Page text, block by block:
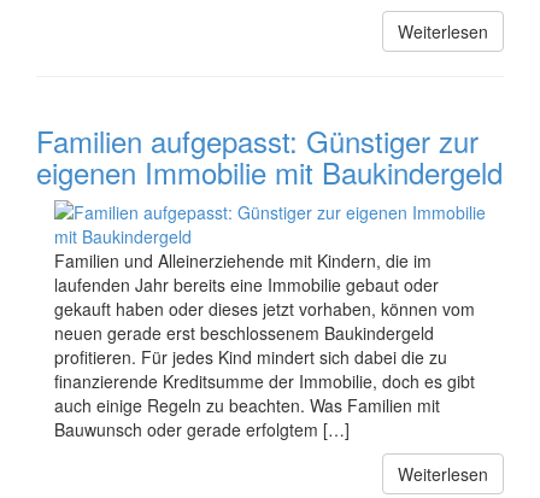
Weiterlesen
Familien aufgepasst: Günstiger zur
eigenen Immobilie mit Baukindergeld
Familien und Alleinerziehende mit Kindern, die im
laufenden Jahr bereits eine Immobilie gebaut oder
gekauft haben oder dieses jetzt vorhaben, können vom
neuen gerade erst beschlossenem Baukindergeld
profitieren. Für jedes Kind mindert sich dabei die zu
finanzierende Kreditsumme der Immobilie, doch es gibt
auch einige Regeln zu beachten. Was Familien mit
Bauwunsch oder gerade erfolgtem […]
Weiterlesen